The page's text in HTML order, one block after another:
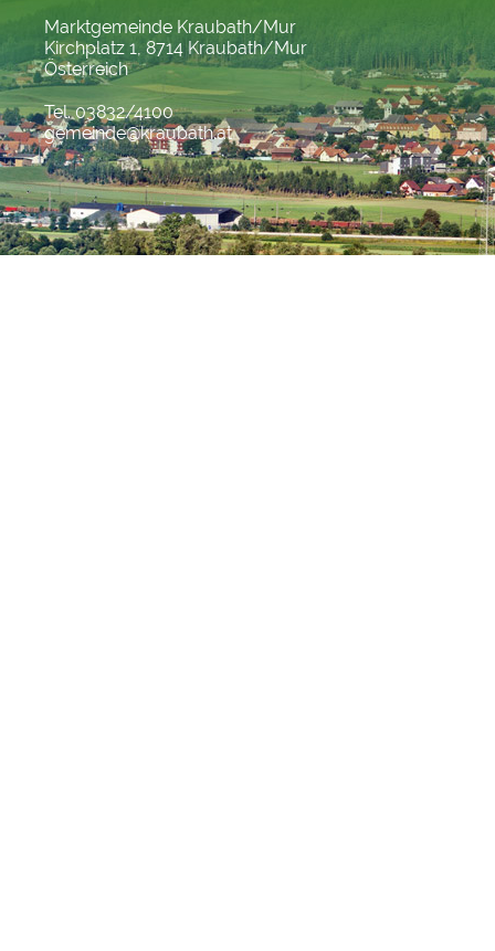
Marktgemeinde Kraubath/Mur
Kirchplatz 1, 8714 Kraubath/Mur
Österreich
Tel. 03832/4100
gemeinde@kraubath.at